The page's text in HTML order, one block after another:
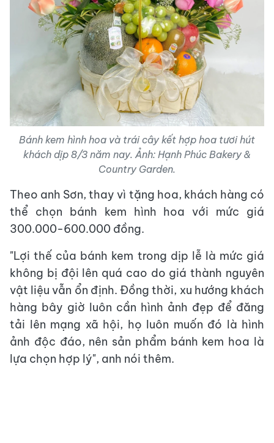
Bánh kem hình hoa và trái cây kết hợp hoa tươi hút
khách dịp 8/3 năm nay. Ảnh: Hạnh Phúc Bakery &
Country Garden.
Theo anh Sơn, thay vì tặng hoa, khách hàng có
thể chọn bánh kem hình hoa với mức giá
300.000-600.000 đồng.
"Lợi thế của bánh kem trong dịp lễ là mức giá
không bị đội lên quá cao do giá thành nguyên
vật liệu vẫn ổn định. Đồng thời, xu hướng khách
hàng bây giờ luôn cần hình ảnh đẹp để đăng
tải lên mạng xã hội, họ luôn muốn đó là hình
ảnh độc đáo, nên sản phẩm bánh kem hoa là
lựa chọn hợp lý", anh nói thêm.